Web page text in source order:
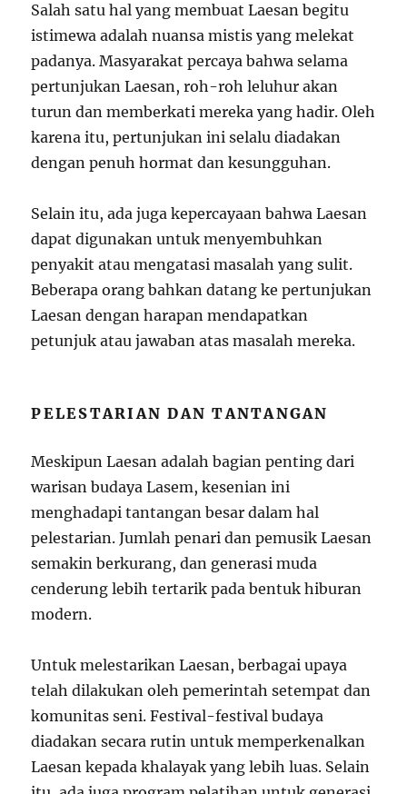
Salah satu hal yang membuat Laesan begitu
istimewa adalah nuansa mistis yang melekat
padanya. Masyarakat percaya bahwa selama
pertunjukan Laesan, roh-roh leluhur akan
turun dan memberkati mereka yang hadir. Oleh
karena itu, pertunjukan ini selalu diadakan
dengan penuh hormat dan kesungguhan.
Selain itu, ada juga kepercayaan bahwa Laesan
dapat digunakan untuk menyembuhkan
penyakit atau mengatasi masalah yang sulit.
Beberapa orang bahkan datang ke pertunjukan
Laesan dengan harapan mendapatkan
petunjuk atau jawaban atas masalah mereka.
PELESTARIAN DAN TANTANGAN
Meskipun Laesan adalah bagian penting dari
warisan budaya Lasem, kesenian ini
menghadapi tantangan besar dalam hal
pelestarian. Jumlah penari dan pemusik Laesan
semakin berkurang, dan generasi muda
cenderung lebih tertarik pada bentuk hiburan
modern.
Untuk melestarikan Laesan, berbagai upaya
telah dilakukan oleh pemerintah setempat dan
komunitas seni. Festival-festival budaya
diadakan secara rutin untuk memperkenalkan
Laesan kepada khalayak yang lebih luas. Selain